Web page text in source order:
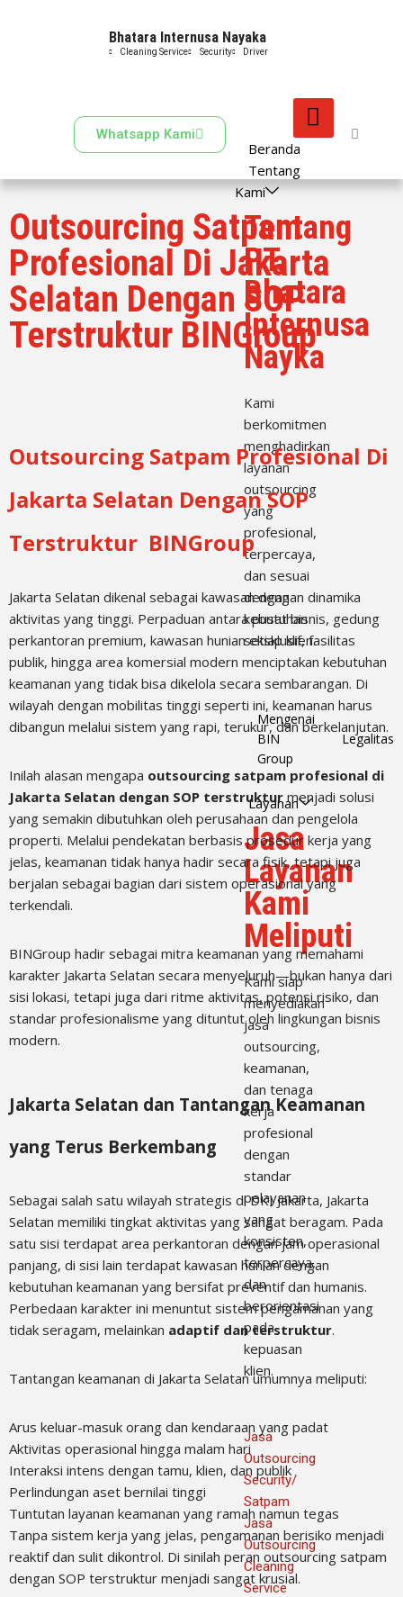
Bhatara Internusa Nayaka
Cleaning Service Security Driver
Whatsapp Kami
Beranda
Tentang
Kami
Tentang
PT.
Bhatara
Internusa
Nayka
Kami
berkomitmen
menghadirkan
layanan
outsourcing
yang
profesional,
terpercaya,
dan sesuai
dengan
kebutuhan
setiap klien.
Mengenai
BIN
Group
Legalitas
Layanan
Jasa
Layanan
Kami
Meliputi
Kami siap
menyediakan
jasa
outsourcing,
keamanan,
dan tenaga
kerja
profesional
dengan
standar
pelayanan
yang
konsisten,
terpercaya,
dan
berorientasi
pada
kepuasan
klien.
Jasa
Outsourcing
Security/
Satpam
Jasa
Outsourcing
Cleaning
Service
Outsourcing Satpam
Profesional Di Jakarta
Selatan Dengan SOP
Terstruktur BINGroup
Outsourcing Satpam Profesional Di
Jakarta Selatan Dengan SOP
Terstruktur BINGroup
Jakarta Selatan dikenal sebagai kawasan dengan dinamika
aktivitas yang tinggi. Perpaduan antara pusat bisnis, gedung
perkantoran premium, kawasan hunian eksklusif, fasilitas
publik, hingga area komersial modern menciptakan kebutuhan
keamanan yang tidak bisa dikelola secara sembarangan. Di
wilayah dengan mobilitas tinggi seperti ini, keamanan harus
dibangun melalui sistem yang rapi, terukur, dan berkelanjutan.
Inilah alasan mengapa outsourcing satpam profesional di
Jakarta Selatan dengan SOP terstrukturmenjadi solusi
yang semakin dibutuhkan oleh perusahaan dan pengelola
properti. Melalui pendekatan berbasis prosedur kerja yang
jelas, keamanan tidak hanya hadir secara fisik, tetapi juga
berjalan sebagai bagian dari sistem operasional yang
terkendali.
BINGroup hadir sebagai mitra keamanan yang memahami
karakter Jakarta Selatan secara menyeluruh—bukan hanya dari
sisi lokasi, tetapi juga dari ritme aktivitas, potensi risiko, dan
standar profesionalisme yang dituntut oleh lingkungan bisnis
modern.
Jakarta Selatan dan Tantangan Keamanan
yang Terus Berkembang
Sebagai salah satu wilayah strategis di DKI Jakarta, Jakarta
Selatan memiliki tingkat aktivitas yang sangat beragam. Pada
satu sisi terdapat area perkantoran dengan jam operasional
panjang, di sisi lain terdapat kawasan hunian dengan
kebutuhan keamanan yang bersifat preventif dan humanis.
Perbedaan karakter ini menuntut sistem pengamanan yang
tidak seragam, melainkan adaptif dan terstruktur.
Tantangan keamanan di Jakarta Selatan umumnya meliputi:
Arus keluar-masuk orang dan kendaraan yang padat
Aktivitas operasional hingga malam hari
Interaksi intens dengan tamu, klien, dan publik
Perlindungan aset bernilai tinggi
Tuntutan layanan keamanan yang ramah namun tegas
Tanpa sistem kerja yang jelas, pengamanan berisiko menjadi
reaktif dan sulit dikontrol. Di sinilah peran outsourcing satpam
dengan SOP terstruktur menjadi sangat krusial.